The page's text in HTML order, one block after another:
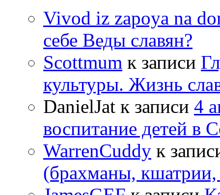
Vivod iz zapoya na
себе Веды славян?
Scottmum к записи
культуры. Жизнь
DanielJat к записи 4
воспитание детей в
WarrenCuddy к
(брахманы,